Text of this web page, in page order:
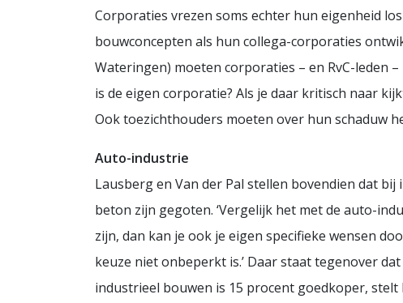
Corporaties vrezen soms echter hun eigenheid
bouwconcepten als hun collega-corporaties
Wateringen) moeten corporaties – en RvC-leden
is de eigen corporatie? Als je daar kritisch naar
Ook toezichthouders moeten over hun schaduw
Auto-industrie
Lausberg en Van der Pal stellen bovendien dat
beton zijn gegoten. ‘Vergelijk het met de auto-
zijn, dan kan je ook je eigen specifieke wensen
keuze niet onbeperkt is.’ Daar staat tegenover
industrieel bouwen is 15 procent goedkoper, stelt